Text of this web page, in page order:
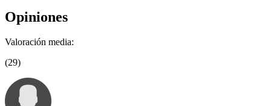
Opiniones
Valoración media:
(29)